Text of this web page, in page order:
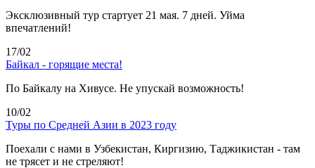
Эксклюзивный тур стартует 21 мая. 7 дней. Уйма
впечатлений!
17/02
Байкал - горящие места!
По Байкалу на Хивусе. Не упускай возможность!
10/02
Туры по Средней Азии в 2023 году
Поехали с нами в Узбекистан, Киргизию, Таджикистан - там
не трясет и не стреляют!